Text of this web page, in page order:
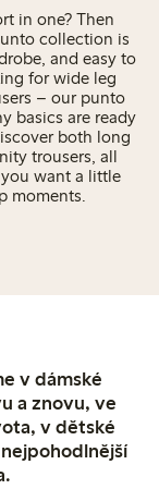
in one? Then
collection is
and easy to
for wide leg
– our punto
basics are ready
both long
trousers, all
want a little
moments.
v dámské
a znovu, ve
v dětské